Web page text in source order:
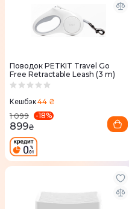
Поводок PETKIT Travel Go
Free Retractable Leash (3 m)
Кешбэк44 ₴
1 099
-18%
899₴